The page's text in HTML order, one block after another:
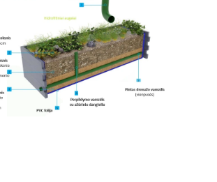
Krepšelyje nėra produktų.